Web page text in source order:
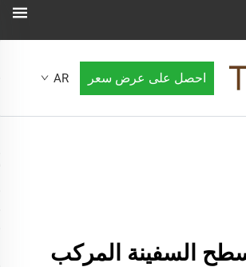
احصل على عرض سعر AR
السفينة المركب